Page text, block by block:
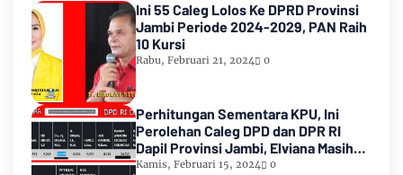
Ini 55 Caleg Lolos Ke DPRD Provinsi
Jambi Periode 2024-2029, PAN Raih
10 Kursi
Rabu, Februari 21, 2024 0
Perhitungan Sementara KPU, Ini
Perolehan Caleg DPD dan DPR RI
Dapil Provinsi Jambi, Elviana Masih
Urutan Kedua Teratas
Kamis, Februari 15, 2024 0